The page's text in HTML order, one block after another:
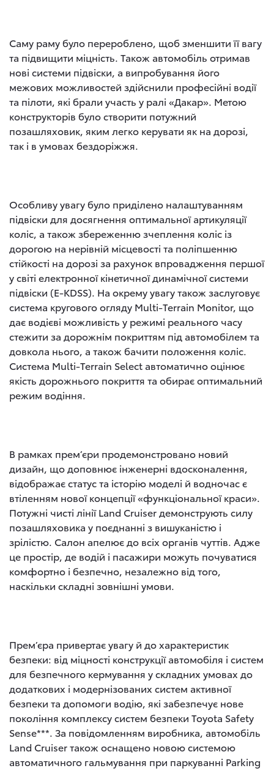
Саму раму було перероблено, щоб зменшити її вагу
та підвищити міцність. Також автомобіль отримав
нові системи підвіски, а випробування його
межових можливостей здійснили професійні водії
та пілоти, які брали участь у ралі «Дакар». Метою
конструкторів було створити потужний
позашляховик, яким легко керувати як на дорозі,
так і в умовах бездоріжжя.
Особливу увагу було приділено налаштуванням
підвіски для досягнення оптимальної артикуляції
коліс, а також збереженню зчеплення коліс із
дорогою на нерівній місцевості та поліпшенню
стійкості на дорозі за рахунок впровадження першої
у світі електронної кінетичної динамічної системи
підвіски (E-KDSS). На окрему увагу також заслуговує
система кругового огляду Multi-Terrain Monitor, що
дає водієві можливість у режимі реального часу
стежити за дорожнім покриттям під автомобілем та
довкола нього, а також бачити положення коліс.
Система Multi-Terrain Select автоматично оцінює
якість дорожнього покриття та обирає оптимальний
режим водіння.
В рамках прем’єри продемонстровано новий
дизайн, що доповнює інженерні вдосконалення,
відображає статус та історію моделі й водночас є
втіленням нової концепції «функціональної краси».
Потужні чисті лінії Land Cruiser демонструють силу
позашляховика у поєднанні з вишуканістю і
зрілістю. Салон апелює до всіх органів чуттів. Адже
це простір, де водій і пасажири можуть почуватися
комфортно і безпечно, незалежно від того,
наскільки складні зовнішні умови.
Прем’єра привертає увагу й до характеристик
безпеки: від міцності конструкції автомобіля і систем
для безпечного кермування у складних умовах до
додаткових і модернізованих систем активної
безпеки та допомоги водію, які забезпечує нове
покоління комплексу систем безпеки Toyota Safety
Sense***. За повідомленням виробника, автомобіль
Land Cruiser також оснащено новою системою
автоматичного гальмування при паркуванні Parking